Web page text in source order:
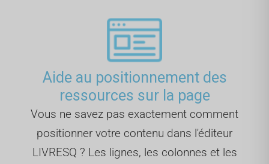
Aide au positionnement des
ressources sur la page
Vous ne savez pas exactement comment
positionner votre contenu dans l'éditeur
LIVRESQ ? Les lignes, les colonnes et les